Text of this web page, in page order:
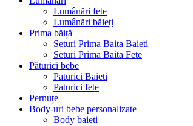
Lumânări fete
Lumânări băieți
Prima băiță
Seturi Prima Baita Baieti
Seturi Prima Baita Fete
Păturici bebe
Paturici Baieti
Paturici fete
Pernuțe
Body-uri bebe personalizate
Body baieti